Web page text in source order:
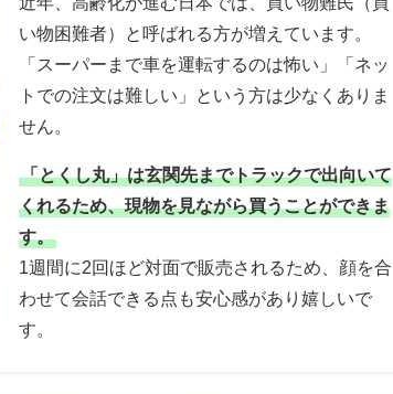
い物困難者）と呼ばれる方が増えています。
「スーパーまで車を運転するのは怖い」「ネッ
トでの注文は難しい」という方は少なくありま
せん。
「とくし丸」は玄関先までトラックで出向いて
くれるため、現物を見ながら買うことができま
す。
1週間に2回ほど対面で販売されるため、顔を合
わせて会話できる点も安心感があり嬉しいで
す。